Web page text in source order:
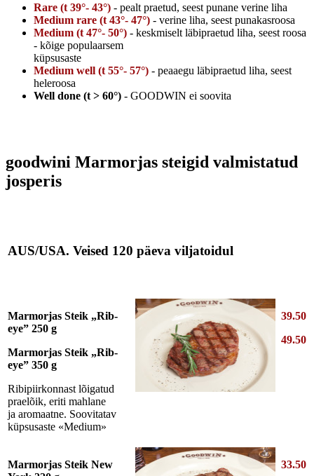
Rare (t 39°- 43°) - pealt praetud, seest punane verine liha
Medium rare (t 43°- 47°) - verine liha, seest punakasroosa
Medium (t 47°- 50°) - keskmiselt läbipraetud liha, seest roosa
- kõige populaarsem
küpsusaste
Medium well (t 55°- 57°) - peaaegu läbipraetud liha, seest
heleroosa
Well done (t > 60°) - GOODWIN ei soovita
goodwini Marmorjas steigid valmistatud
josperis
AUS/USA. Veised 120 päeva viljatoidul
Marmorjas Steik „Rib-
eye” 250 g
Marmorjas Steik „Rib-
eye” 350 g
Ribipiirkonnast lõigatud
praelõik, eriti mahlane
ja aromaatne. Soovitatav
küpsusaste «Medium»
39.50
49.50
Marmorjas Steik New
33.50